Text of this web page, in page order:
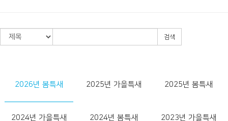
검색
2026년 봄특새 2025년 가을특새 2025년 봄특새
2024년 가을특새 2024년 봄특새 2023년 가을특새